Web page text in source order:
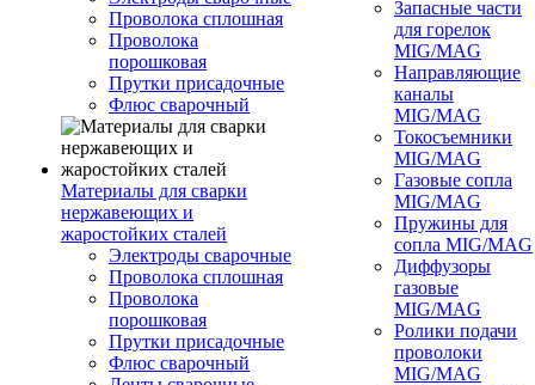
Проволока сплошная
Проволока
порошковая
Прутки присадочные
Флюс сварочный
Материалы для сварки
нержавеющих и
жаростойких сталей
Электроды сварочные
Проволока сплошная
Проволока
порошковая
Прутки присадочные
Флюс сварочный
Запасные части
для горелок
MIG/MAG
Направляющие
каналы
MIG/MAG
Токосъемники
MIG/MAG
Газовые сопла
MIG/MAG
Пружины для
сопла MIG/MAG
Диффузоры
газовые
MIG/MAG
Ролики подачи
проволоки
MIG/MAG